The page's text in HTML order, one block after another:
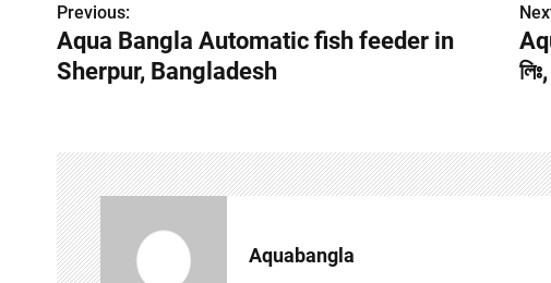
P
o
n
a
v
Previous:
Aqua Bangla Automatic fish feeder in
Sherpur, Bangladesh
Aquabangla